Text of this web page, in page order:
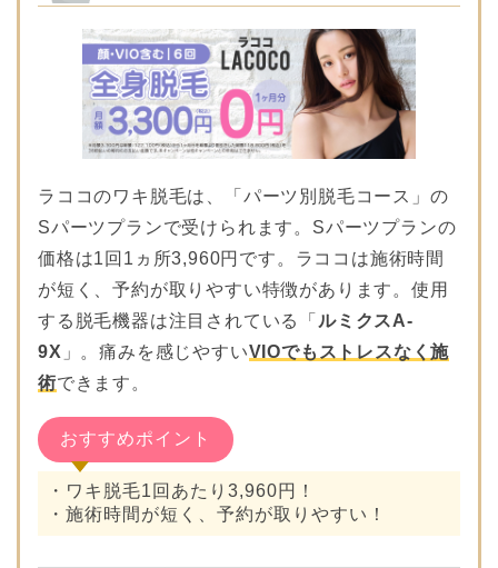
ラココのワキ脱毛は、「パーツ別脱毛コース」の
Sパーツプランで受けられます。Sパーツプランの
価格は1回1ヵ所3,960円です。ラココは施術時間
が短く、予約が取りやすい特徴があります。使用
する脱毛機器は注目されている「 ルミクスA-
9X 」。痛みを感じやすいVIOでもストレスなく施
術できます。
おすすめポイント
・ワキ脱毛1回あたり3,960円！
・施術時間が短く、予約が取りやすい！